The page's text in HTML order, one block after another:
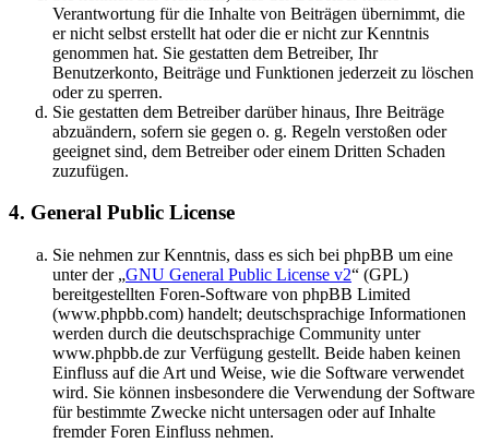
Verantwortung für die Inhalte von Beiträgen übernimmt, die
er nicht selbst erstellt hat oder die er nicht zur Kenntnis
genommen hat. Sie gestatten dem Betreiber, Ihr
Benutzerkonto, Beiträge und Funktionen jederzeit zu löschen
oder zu sperren.
Sie gestatten dem Betreiber darüber hinaus, Ihre Beiträge
abzuändern, sofern sie gegen o. g. Regeln verstoßen oder
geeignet sind, dem Betreiber oder einem Dritten Schaden
zuzufügen.
4. General Public License
Sie nehmen zur Kenntnis, dass es sich bei phpBB um eine
unter der „GNU General Public License v2“ (GPL)
bereitgestellten Foren-Software von phpBB Limited
(www.phpbb.com) handelt; deutschsprachige Informationen
werden durch die deutschsprachige Community unter
www.phpbb.de zur Verfügung gestellt. Beide haben keinen
Einfluss auf die Art und Weise, wie die Software verwendet
wird. Sie können insbesondere die Verwendung der Software
für bestimmte Zwecke nicht untersagen oder auf Inhalte
fremder Foren Einfluss nehmen.